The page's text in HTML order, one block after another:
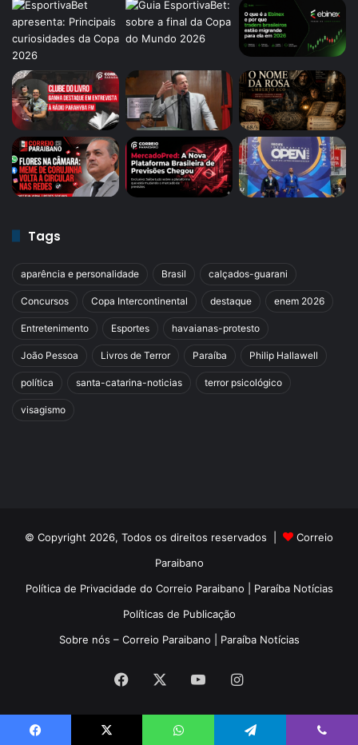
Tags
aparência e personalidade Brasil calçados-guarani
Concursos Copa Intercontinental destaque enem 2026
Entretenimento Esportes havaianas-protesto
João Pessoa Livros de Terror Paraíba Philip Hallawell
política santa-catarina-noticias terror psicológico
visagismo
© Copyright 2026, Todos os direitos reservados |
Correio
Paraibano
Política de Privacidade do Correio Paraibano | Paraíba Notícias
Políticas de Publicação
Sobre nós – Correio Paraibano | Paraíba Notícias
Facebook YouTubeInstagram